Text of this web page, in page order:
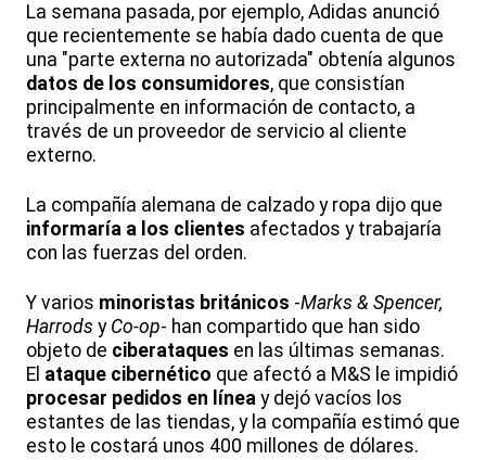
La semana pasada, por ejemplo, Adidas anunció
que recientemente se había dado cuenta de que
una "parte externa no autorizada" obtenía algunos
datos de los consumidores, que consistían
principalmente en información de contacto, a
través de un proveedor de servicio al cliente
externo.
La compañía alemana de calzado y ropa dijo que
informaría a los clientes afectados y trabajaría
con las fuerzas del orden.
Y varios minoristas británicos -Marks & Spencer,
Harrods yCo-op- han compartido que han sido
objeto de ciberataques en las últimas semanas.
El ataque cibernético que afectó a M&S le impidió
procesar pedidos en línea y dejó vacíos los
estantes de las tiendas, y la compañía estimó que
esto le costará unos 400 millones de dólares.